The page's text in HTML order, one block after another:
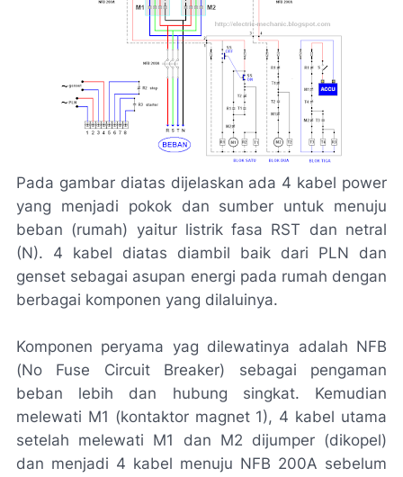
Pada gambar diatas dijelaskan ada 4 kabel power
yang menjadi pokok dan sumber untuk menuju
beban (rumah) yaitur listrik fasa RST dan netral
(N). 4 kabel diatas diambil baik dari PLN dan
genset sebagai asupan energi pada rumah dengan
berbagai komponen yang dilaluinya.
Komponen peryama yag dilewatinya adalah NFB
(No Fuse Circuit Breaker) sebagai pengaman
beban lebih dan hubung singkat. Kemudian
melewati M1 (kontaktor magnet 1), 4 kabel utama
setelah melewati M1 dan M2 dijumper (dikopel)
dan menjadi 4 kabel menuju NFB 200A sebelum